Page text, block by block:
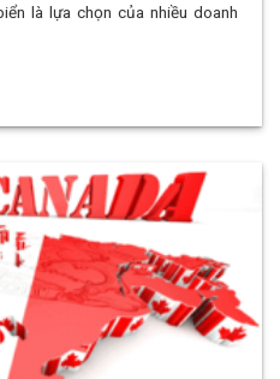
là lựa chọn của nhiều doanh